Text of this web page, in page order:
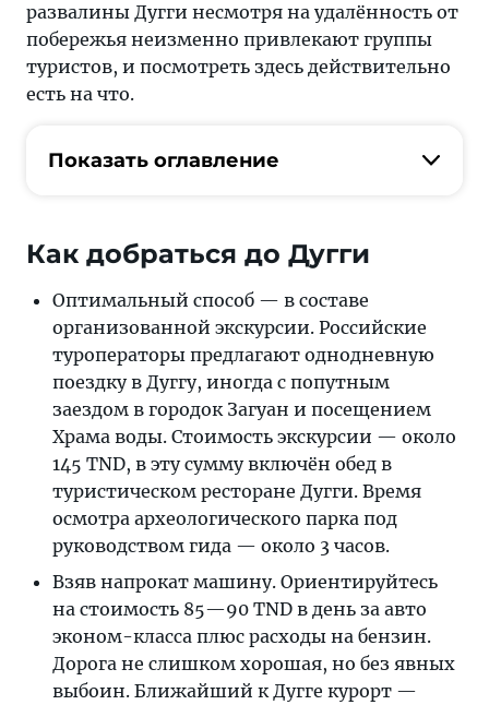
развалины Дугги несмотря на удалённость от
побережья неизменно привлекают группы
туристов, и посмотреть здесь действительно
есть на что.
Показать оглавление
Как добраться до Дугги
Оптимальный способ — в составе
организованной экскурсии. Российские
туроператоры предлагают однодневную
поездку в Дуггу, иногда с попутным
заездом в городок Загуан и посещением
Храма воды. Стоимость экскурсии — около
145 TND, в эту сумму включён обед в
туристическом ресторане Дугги. Время
осмотра археологического парка под
руководством гида — около 3 часов.
Взяв напрокат машину. Ориентируйтесь
на стоимость 85—90 TND в день за авто
эконом-класса плюс расходы на бензин.
Дорога не слишком хорошая, но без явных
выбоин. Ближайший к Дугге курорт —